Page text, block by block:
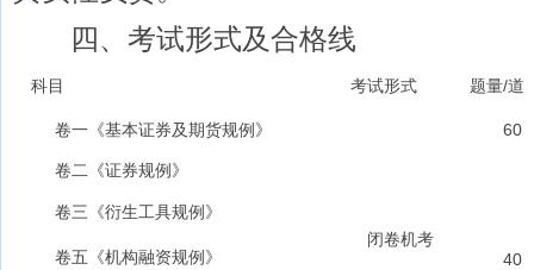
四、考试形式及合格线
科目 考试形式 题量/道
卷一《基本证券及期货规例》
闭卷机考
60
卷二《证券规例》
40
卷三《衍生工具规例》
卷五《机构融资规例》